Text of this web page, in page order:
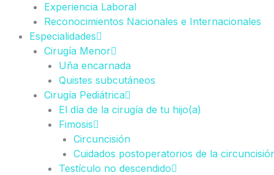
Experiencia Laboral
Reconocimientos Nacionales e Internacionales
Especialidades
Cirugía Menor
Uña encarnada
Quistes subcutáneos
Cirugía Pediátrica
El día de la cirugía de tu hijo(a)
Fimosis
Circuncisión
Cuidados postoperatorios de la
Testículo no descendido